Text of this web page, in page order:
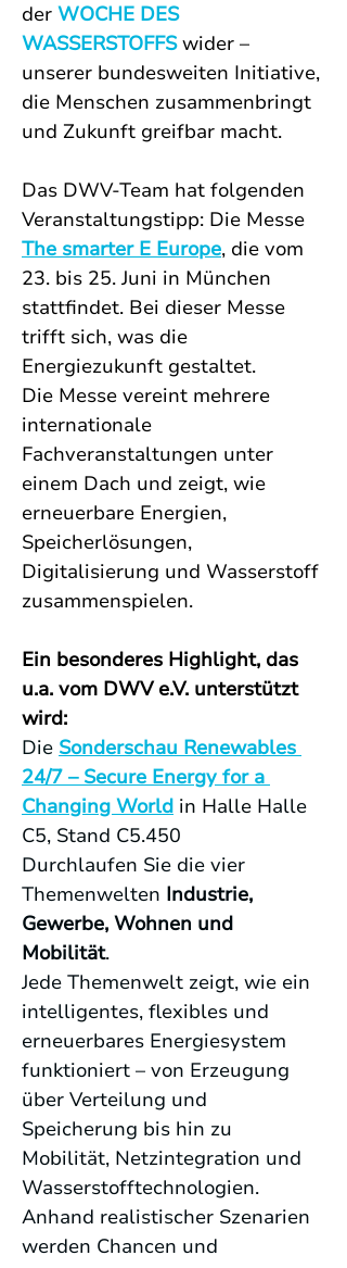
der WOCHE DES
WASSERSTOFFS wider –
unserer bundesweiten Initiative,
die Menschen zusammenbringt
und Zukunft greifbar macht.
Das DWV-Team hat folgenden
Veranstaltungstipp: Die Messe
The smarter E Europe, die vom
23. bis 25. Juni in München
stattfindet. Bei dieser Messe
trifft sich, was die
Energiezukunft gestaltet.
Die Messe vereint mehrere
internationale
Fachveranstaltungen unter
einem Dach und zeigt, wie
erneuerbare Energien,
Speicherlösungen,
Digitalisierung und Wasserstoff
zusammenspielen.
Ein besonderes Highlight, das
u.a. vom DWV e.V. unterstützt
wird:
Die Sonderschau Renewables
24/7 – Secure Energy for a
Changing World in Halle Halle
C5, Stand C5.450
Durchlaufen Sie die vier
Themenwelten Industrie,
Gewerbe, Wohnen und
Mobilität.
Jede Themenwelt zeigt, wie ein
intelligentes, flexibles und
erneuerbares Energiesystem
funktioniert – von Erzeugung
über Verteilung und
Speicherung bis hin zu
Mobilität, Netzintegration und
Wasserstofftechnologien.
Anhand realistischer Szenarien
werden Chancen und